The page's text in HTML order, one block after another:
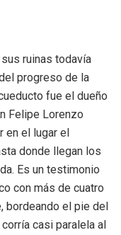
ruinas todavía
progreso de la
fue el dueño
Felipe Lorenzo
en el lugar el
donde llegan los
Es un testimonio
con más de cuatro
bordeando el pie del
casi paralela al